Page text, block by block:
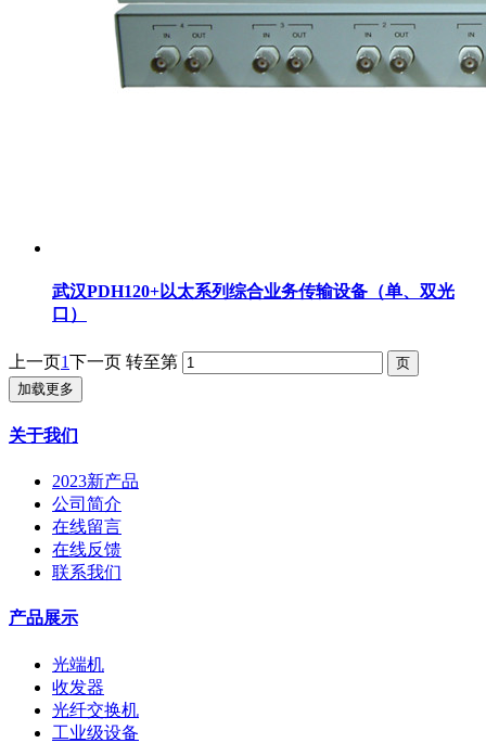
武汉PDH120+以太系列综合业务传输设备（单、双光
口）
上一页1下一页 转至第
加载更多
关于我们
2023新产品
公司简介
在线留言
在线反馈
联系我们
产品展示
光端机
收发器
光纤交换机
工业级设备